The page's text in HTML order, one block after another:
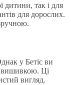
дитини, так і для
для дорослих.
у Бетіс ви
вишивкою. Ці
вигляд.